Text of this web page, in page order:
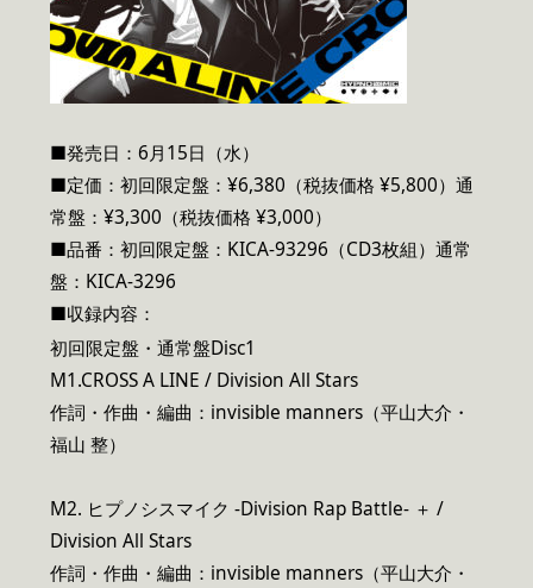
■発売日：6月15日（水）
■定価：初回限定盤：¥6,380（税抜価格 ¥5,800）通
常盤：¥3,300（税抜価格 ¥3,000）
■品番：初回限定盤：KICA-93296（CD3枚組）通常
盤：KICA-3296
■収録内容：
初回限定盤・通常盤Disc1
M1.CROSS A LINE / Division All Stars
作詞・作曲・編曲：invisible manners（平山大介・
福山 整）
M2. ヒプノシスマイク -Division Rap Battle- ＋ /
Division All Stars
作詞・作曲・編曲：invisible manners（平山大介・